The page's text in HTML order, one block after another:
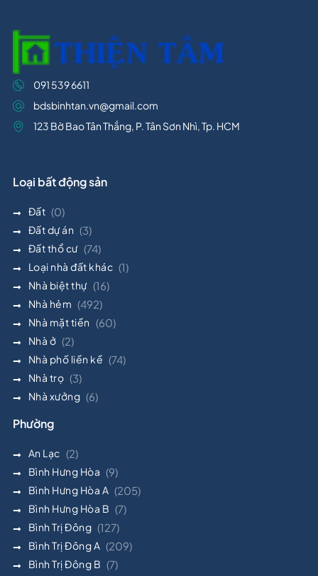
091 539 6611
bdsbinhtan.vn@gmail.com
123 Bờ Bao Tân Thắng, P. Tân Sơn Nhì, Tp. HCM
Loại bất động sản
Đất (0)
Đất dự án (3)
Đất thổ cư (74)
Loại nhà đất khác (1)
Nhà biệt thự (16)
Nhà hẻm (492)
Nhà mặt tiền (60)
Nhà ở (2)
Nhà phố liền kề (74)
Nhà trọ (3)
Nhà xưởng (6)
Phường
An Lạc (2)
Bình Hưng Hòa (9)
Bình Hưng Hòa A (205)
Bình Hưng Hòa B (7)
Bình Trị Đông (127)
Bình Trị Đông A (209)
Bình Trị Đông B (7)